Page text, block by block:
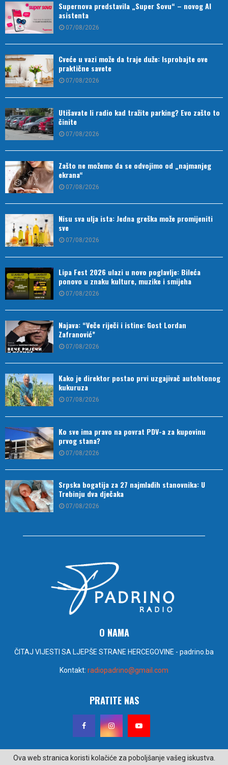
Supernova predstavila „Super Sovu“ – novog AI
asistenta
07/08/2026
Cveće u vazi može da traje duže: Isprobajte ove
praktične savete
07/08/2026
Utišavate li radio kad tražite parking? Evo zašto to
činite
07/08/2026
Zašto ne možemo da se odvojimo od „najmanjeg
ekrana“
07/08/2026
Nisu sva ulja ista: Jedna greška može promijeniti
sve
07/08/2026
Lipa Fest 2026 ulazi u novo poglavlje: Bileća
ponovo u znaku kulture, muzike i smijeha
07/08/2026
Najava: “Veče riječi i istine: Gost Lordan
Zafranović”
07/08/2026
Kako je direktor postao prvi uzgajivač autohtonog
kukuruza
07/08/2026
Ko sve ima pravo na povrat PDV-a za kupovinu
prvog stana?
07/08/2026
Srpska bogatija za 27 najmlađih stanovnika: U
Trebinju dva dječaka
07/08/2026
O NAMA
ČITAJ VIJESTI SA LJEPŠE STRANE HERCEGOVINE - padrino.ba
Kontakt: radiopadrino@gmail.com
PRATITE NAS
Ova web stranica koristi kolačiće za poboljšanje vašeg iskustva.